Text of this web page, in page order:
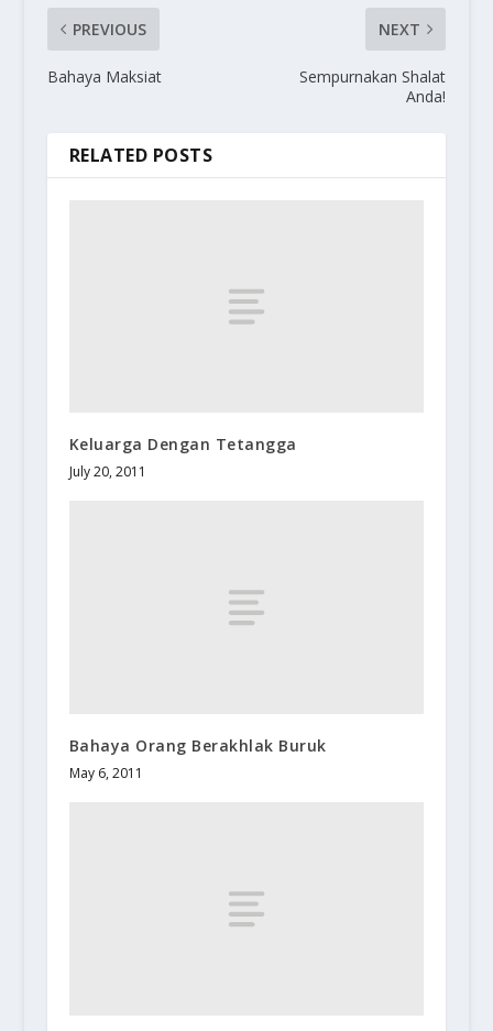
PREVIOUS
Bahaya Maksiat
NEXT
Sempurnakan Shalat
Anda!
RELATED POSTS
Keluarga Dengan Tetangga
July 20, 2011
Bahaya Orang Berakhlak Buruk
May 6, 2011